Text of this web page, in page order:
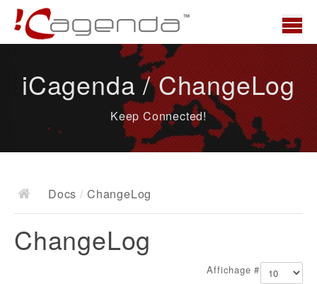
News
Docs
Documentation
iCagenda / ChangeLog
Keep Connected!
Docs / ChangeLog
ChangeLog
Affichage #